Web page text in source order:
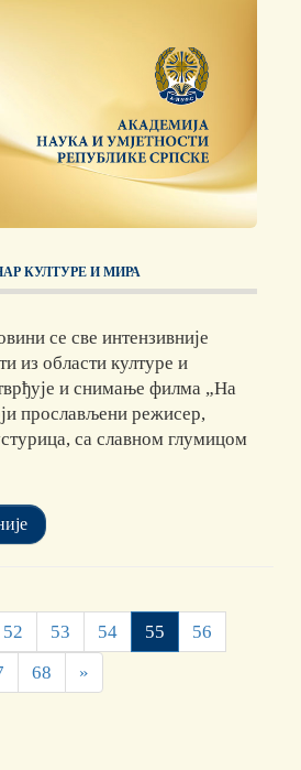
КУЛТУРЕ И МИРА
се све интензивније
из области културе и
и снимање филма „На
прослављени режисер,
са славном глумицом
52 53 54 55
56
68 »